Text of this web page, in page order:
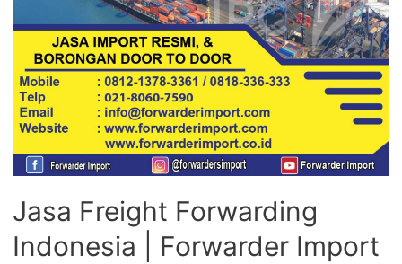
Jasa Freight Forwarding
Indonesia | Forwarder Import